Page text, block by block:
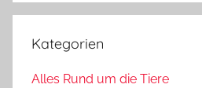
Kategorien
Alles Rund um die Tiere